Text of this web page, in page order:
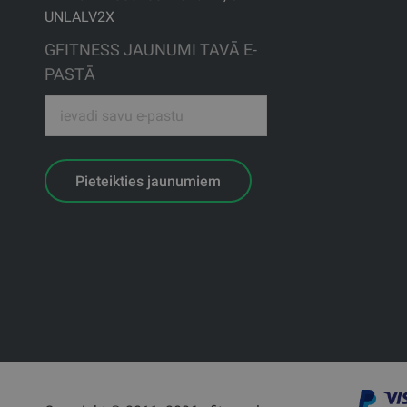
UNLALV2X
GFITNESS JAUNUMI TAVĀ E-
PASTĀ
Pieteikties jaunumiem